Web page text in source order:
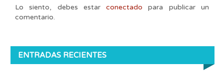
Lo siento, debes estarconectado para publicar un
comentario.
ENTRADAS RECIENTES